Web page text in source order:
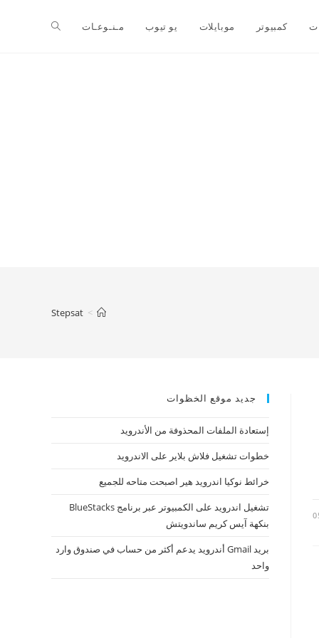
كمبيوتر موبايلات يو تيوب مـنـوعـات
>
Stepsat
جديد موقع الخظوات
إستعادة الملفات المحذوفة من الأندرويد
خطوات تشغيل فلاش بلاير على الاندرويد
خرائط نوكيا اندرويد هير اصبحت متاحه للجميع
تشغيل اندرويد على الكمبيوتر عبر برنامج BlueStacks
بنكهة آيس كريم ساندويتش
بريد Gmail أندرويد يدعم أكثر من حساب في صندوق وارد
واحد